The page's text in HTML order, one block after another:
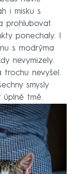
i misku s
prohlubovat.
ponechaly. I
s modrýma
nevymizely.
trochu nevyšel.
smysly
úplné tmě.